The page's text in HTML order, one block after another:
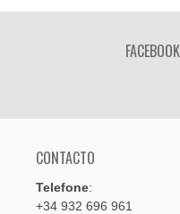
FACEBOOK
CONTACTO
Telefone:
+34 932 696 961